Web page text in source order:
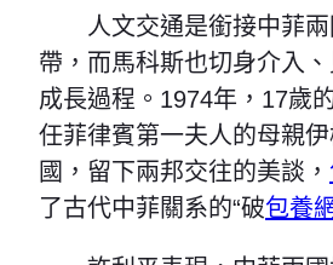
人文交通是銜接中菲兩
帶，而馬科斯也切身介入
成長過程。1974年，17歲
任菲律賓第一夫人的母親
國，留下兩邦交往的美談，
了古代中菲關系的“破包養網